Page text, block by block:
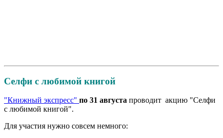
Селфи с любимой книгой
"Книжный экспресс" по 31 августа проводит акцию "Селфи
с любимой книгой".
Для участия нужно совсем немного: